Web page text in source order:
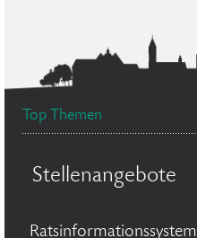
Top Themen
Stellenangebote
Ratsinformationssystem